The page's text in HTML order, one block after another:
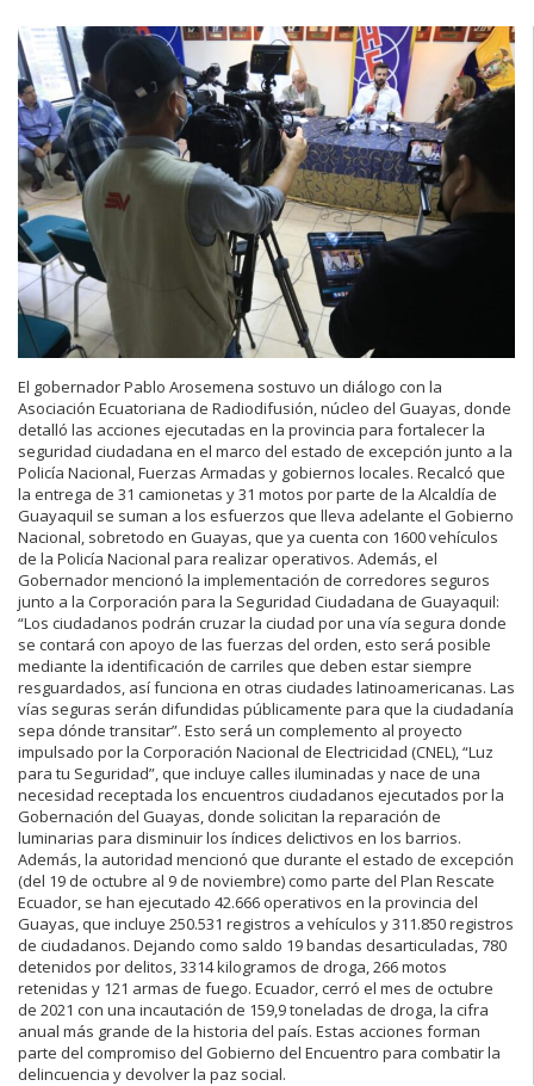
El gobernador Pablo Arosemena sostuvo un diálogo con la
Asociación Ecuatoriana de Radiodifusión, núcleo del Guayas, donde
detalló las acciones ejecutadas en la provincia para fortalecer la
seguridad ciudadana en el marco del estado de excepción junto a la
Policía Nacional, Fuerzas Armadas y gobiernos locales. Recalcó que
la entrega de 31 camionetas y 31 motos por parte de la Alcaldía de
Guayaquil se suman a los esfuerzos que lleva adelante el Gobierno
Nacional, sobretodo en Guayas, que ya cuenta con 1600 vehículos
de la Policía Nacional para realizar operativos. Además, el
Gobernador mencionó la implementación de corredores seguros
junto a la Corporación para la Seguridad Ciudadana de Guayaquil:
“Los ciudadanos podrán cruzar la ciudad por una vía segura donde
se contará con apoyo de las fuerzas del orden, esto será posible
mediante la identificación de carriles que deben estar siempre
resguardados, así funciona en otras ciudades latinoamericanas. Las
vías seguras serán difundidas públicamente para que la ciudadanía
sepa dónde transitar”. Esto será un complemento al proyecto
impulsado por la Corporación Nacional de Electricidad (CNEL), “Luz
para tu Seguridad”, que incluye calles iluminadas y nace de una
necesidad receptada los encuentros ciudadanos ejecutados por la
Gobernación del Guayas, donde solicitan la reparación de
luminarias para disminuir los índices delictivos en los barrios.
Además, la autoridad mencionó que durante el estado de excepción
(del 19 de octubre al 9 de noviembre) como parte del Plan Rescate
Ecuador, se han ejecutado 42.666 operativos en la provincia del
Guayas, que incluye 250.531 registros a vehículos y 311.850 registros
de ciudadanos. Dejando como saldo 19 bandas desarticuladas, 780
detenidos por delitos, 3314 kilogramos de droga, 266 motos
retenidas y 121 armas de fuego. Ecuador, cerró el mes de octubre
de 2021 con una incautación de 159,9 toneladas de droga, la cifra
anual más grande de la historia del país. Estas acciones forman
parte del compromiso del Gobierno del Encuentro para combatir la
delincuencia y devolver la paz social.